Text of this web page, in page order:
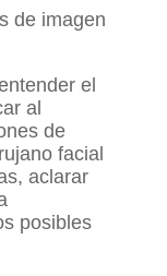
de imagen
el
al
de
facial
aclarar
posibles